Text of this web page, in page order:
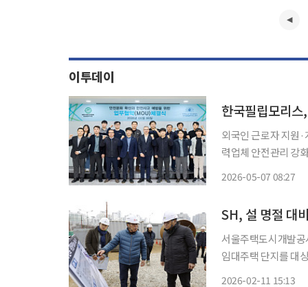
이투데이
한국필립모리
외국인 근로자 지원·계절별 안전관
력업체 안전관리 강
2026-05-07 08:27
SH, 설 명절 대
서울주택도시개발
임대주택 단지를 대
2026-02-11 15:13